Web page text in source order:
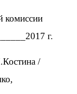
комиссии
г.
/